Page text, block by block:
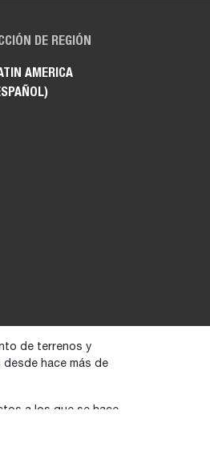
DE REGIÓN
AMERICA
de terrenos y
desde hace más de
a los que se hace